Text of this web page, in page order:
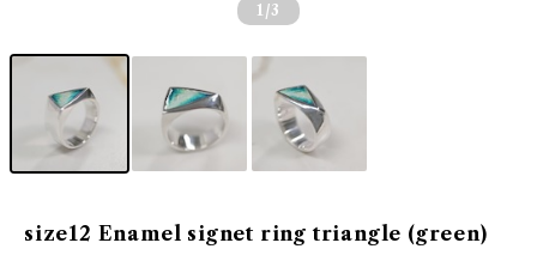
1 /3
size12 Enamel signet ring triangle (green)